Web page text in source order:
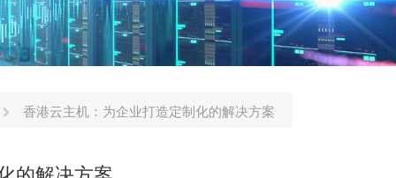
香港云主机：为企业打造定制化的解决方案